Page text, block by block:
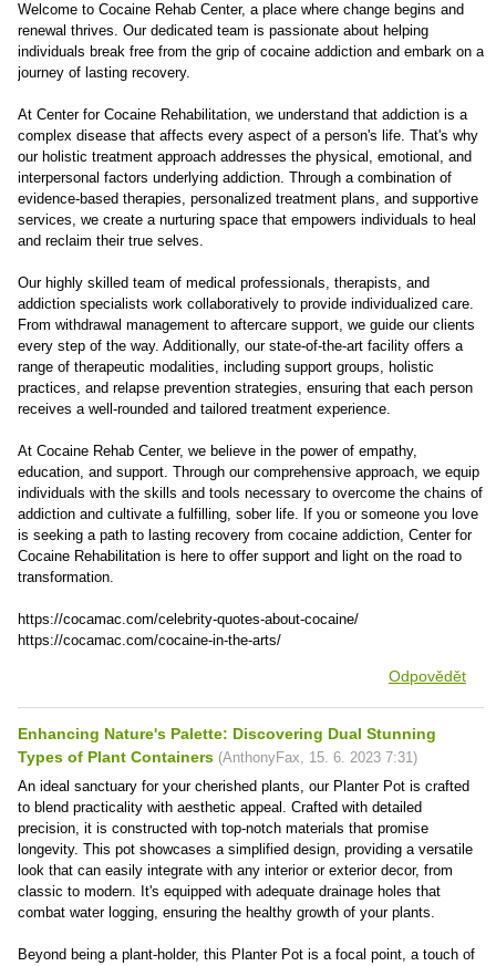
Welcome to Cocaine Rehab Center, a place where change begins and
renewal thrives. Our dedicated team is passionate about helping
individuals break free from the grip of cocaine addiction and embark on a
journey of lasting recovery.
At Center for Cocaine Rehabilitation, we understand that addiction is a
complex disease that affects every aspect of a person's life. That's why
our holistic treatment approach addresses the physical, emotional, and
interpersonal factors underlying addiction. Through a combination of
evidence-based therapies, personalized treatment plans, and supportive
services, we create a nurturing space that empowers individuals to heal
and reclaim their true selves.
Our highly skilled team of medical professionals, therapists, and
addiction specialists work collaboratively to provide individualized care.
From withdrawal management to aftercare support, we guide our clients
every step of the way. Additionally, our state-of-the-art facility offers a
range of therapeutic modalities, including support groups, holistic
practices, and relapse prevention strategies, ensuring that each person
receives a well-rounded and tailored treatment experience.
At Cocaine Rehab Center, we believe in the power of empathy,
education, and support. Through our comprehensive approach, we equip
individuals with the skills and tools necessary to overcome the chains of
addiction and cultivate a fulfilling, sober life. If you or someone you love
is seeking a path to lasting recovery from cocaine addiction, Center for
Cocaine Rehabilitation is here to offer support and light on the road to
transformation.
https://cocamac.com/celebrity-quotes-about-cocaine/
https://cocamac.com/cocaine-in-the-arts/
Odpovědět
Enhancing Nature's Palette: Discovering Dual Stunning
Types of Plant Containers (AnthonyFax, 15. 6. 2023 7:31)
An ideal sanctuary for your cherished plants, our Planter Pot is crafted
to blend practicality with aesthetic appeal. Crafted with detailed
precision, it is constructed with top-notch materials that promise
longevity. This pot showcases a simplified design, providing a versatile
look that can easily integrate with any interior or exterior decor, from
classic to modern. It's equipped with adequate drainage holes that
combat water logging, ensuring the healthy growth of your plants.
Beyond being a plant-holder, this Planter Pot is a focal point, a touch of